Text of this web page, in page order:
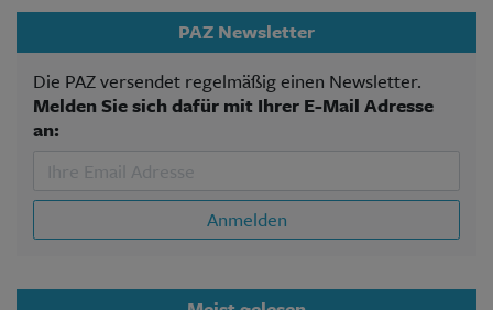
PAZ Newsletter
Die PAZ versendet regelmäßig einen Newsletter.
Melden Sie sich dafür mit Ihrer E-Mail Adresse
an:
Anmelden